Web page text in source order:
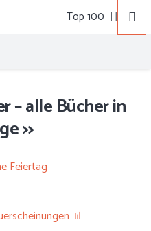
Top 100
– alle Bücher in
>>
Feiertag
📊